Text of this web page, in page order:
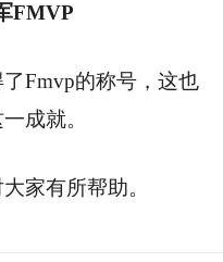
FMVP
Fmvp的称号，这也
成就。
家有所帮助。